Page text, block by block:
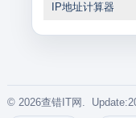
IP地址计算器
© 2026查错IT网.